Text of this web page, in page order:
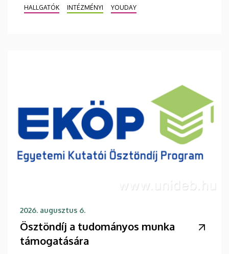
HALLGATÓK INTÉZMÉNYI YOUDAY
2026. augusztus 6.
Ösztöndíj a tudományos munka
támogatására